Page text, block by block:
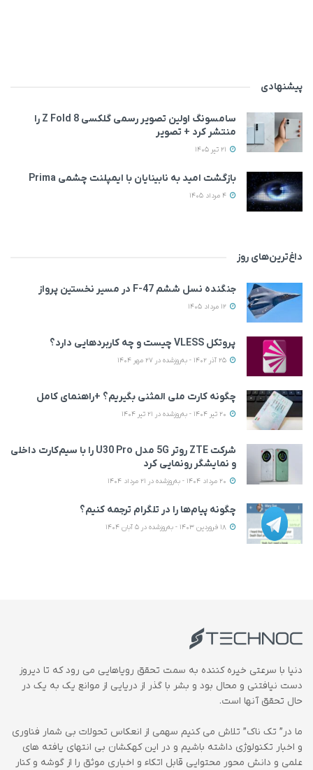
پیشنهادی
سامسونگ اولین تصویر رسمی گلکسی Z Fold 8 را
منتشر کرد + تصویر
بازگشت امید به نابینایان با ایمپلنت چشمی Prima
داغ‌ترین‌های روز
جنگنده نسل ششم F-47 در مسیر نخستین پرواز
پروتکل VLESS چیست و چه کاربردهایی دارد؟
چگونه کارت ملی المثنی بگیریم؟ +راهنمای کامل
شرکت ZTE روتر 5G مدل U30 Pro را با سیم‌کارت داخلی
و نمایشگر رونمایی کرد
چگونه پیام‌ها را در تلگرام ترجمه کنیم؟
دنیا با سرعتی خیره کننده به سمت تحقق رویاهایی می رود که تا دیروز
دست نیافتنی و محال بود و بشر با گذر از دریایی از موانع یک به یک در
حال تحقق آنها است.
ما در” تک ناک” تلاش می کنیم سهمی از انعکاس تحولات بی شمار فناوری
و اخبار تکنولوژی داشته باشیم و در این کهکشان بی انتهای یافته های
علمی و دانش محور محتوایی قابل اتکاء و اخباری موثق را از گوشه و کنار